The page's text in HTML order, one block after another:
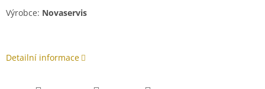
Výrobce: Novaservis
Detailní informace